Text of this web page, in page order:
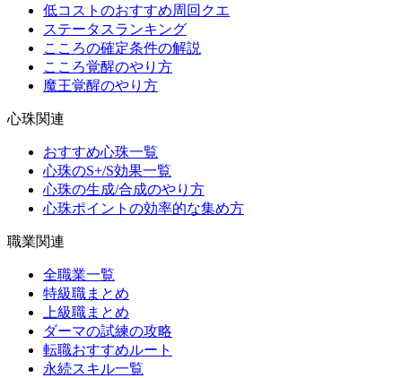
低コストのおすすめ周回クエ
ステータスランキング
こころの確定条件の解説
こころ覚醒のやり方
魔王覚醒のやり方
心珠関連
おすすめ心珠一覧
心珠のS+/S効果一覧
心珠の生成/合成のやり方
心珠ポイントの効率的な集め方
職業関連
全職業一覧
特級職まとめ
上級職まとめ
ダーマの試練の攻略
転職おすすめルート
永続スキル一覧